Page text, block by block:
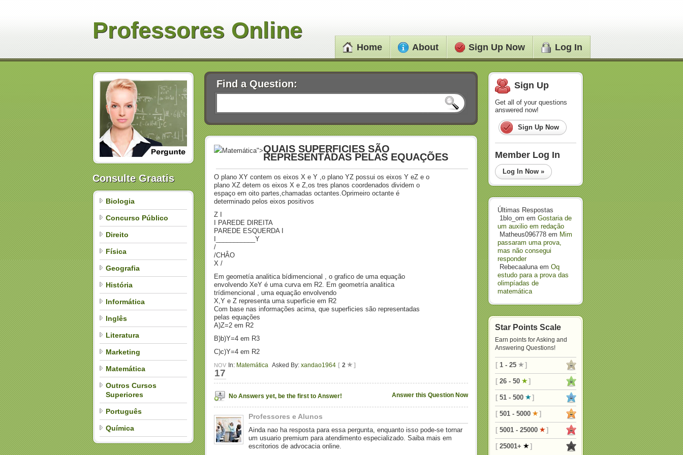
Home About Sign Up Now Log In
Professores Online
Consulte Graatis
Biologia
Concurso Público
Direito
Física
Geografia
História
Informática
Inglês
Literatura
Marketing
Matemática
Outros Cursos
Superiores
Português
Química
Find a Question:
Matemática">QUAIS SUPERFICIES SÃO
REPRESENTÁDAS PELAS EQUAÇÕES
O plano XY contem os eixos X e Y ,o plano YZ possui os eixos Y eZ e o
plano XZ detem os eixos X e Z,os tres planos coordenados dividem o
espaço em oito partes,chamadas octantes.Oprimeiro octante é
determinado pelos eixos positivos
Z I
I PAREDE DIREITA
PAREDE ESQUERDA I
I___________Y
/
/CHÂO
X /
Em geometía analitica bídimencional , o grafico de uma equação
envolvendo XeY é uma curva em R2. Em geometría analitica
trídimencional , uma equação envolvendo
X,Y e Z representa uma superficie em R2
Com base nas informações acima, que superficies são representadas
pelas equações
A)Z=2 em R2
B)b)Y=4 em R3
C)c)Y=4 em R2
In: Matemática Asked By: xandao1964 [ 2 ]
NOV
17
Answer this Question Now
No Answers yet, be the first to Answer!
Professores e Alunos
Ainda nao ha resposta para essa pergunta, enquanto isso pode-se tornar
um usuario premium para atendimento especializado. Saiba mais em
escritorios de advocacia online.
Sign Up
Get all of your questions
answered now!
Sign Up Now
Member Log In
Log In Now »
Últimas Respostas
1blo_om em Gostaria de
um auxilio em redação
Matheus096778 em Mim
passaram uma prova,
mas não consegui
responder
Rebecaalunaem Oq
estudo para a prova das
olimpíadas de
matemática
Star Points Scale
Earn points for Asking and
Answering Questions!
[ 1 - 25 ]
[ 26 - 50 ]
[ 51 - 500 ]
[ 501 - 5000 ]
[ 5001 - 25000 ]
[ 25001+ ]